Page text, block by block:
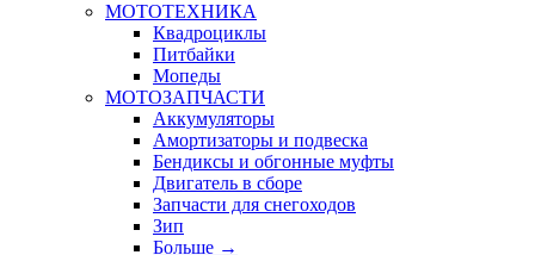
МОТОТЕХНИКА
Квадроциклы
Питбайки
Мопеды
МОТОЗАПЧАСТИ
Аккумуляторы
Амортизаторы и подвеска
Бендиксы и обгонные муфты
Двигатель в сборе
Запчасти для снегоходов
Зип
Больше →